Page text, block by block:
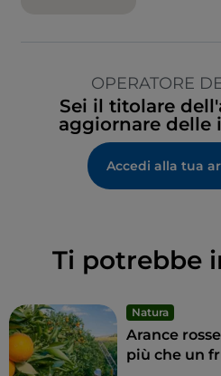
OPERATORE
Sei il titolare
aggiornare delle
Accedi alla tua
Ti potrebbe
Natura
Arance
più che un